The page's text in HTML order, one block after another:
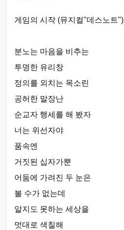
게임의 시작 (뮤지컬"데스노트")
분노는 마음을 비추는
투명한 유리창
정의를 외치는 목소린
공허한 말장난
순교자 행세를 해 봤자
너는 위선자야
품속엔
거짓된 십자가뿐
어둠에 가려진 두 눈은
볼 수가 없는데
알지도 못하는 세상을
멋대로 색칠해